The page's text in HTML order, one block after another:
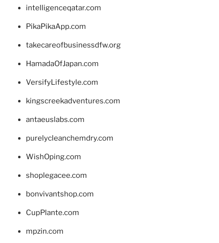
intelligenceqatar.com
PikaPikaApp.com
takecareofbusinessdfw.org
HamadaOfJapan.com
VersifyLifestyle.com
kingscreekadventures.com
antaeuslabs.com
purelycleanchemdry.com
WishOping.com
shoplegacee.com
bonvivantshop.com
CupPlante.com
mpzin.com